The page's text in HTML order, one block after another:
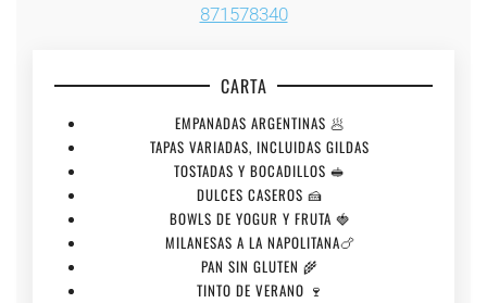
871578340
CARTA
EMPANADAS ARGENTINAS 🥟
TAPAS VARIADAS, INCLUIDAS GILDAS
TOSTADAS Y BOCADILLOS 🥪
DULCES CASEROS 🍰
BOWLS DE YOGUR Y FRUTA 🍓
MILANESAS A LA NAPOLITANA🍗
PAN SIN GLUTEN 🌾
TINTO DE VERANO 🍷